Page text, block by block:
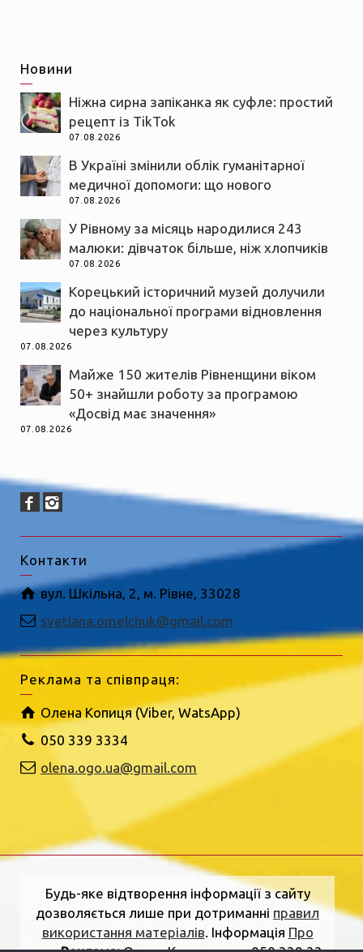
Новини
Ніжна сирна запіканка як суфле: простий
рецепт із TikTok
07.08.2026
В Україні змінили облік гуманітарної
медичної допомоги: що нового
07.08.2026
У Рівному за місяць народилися 243
малюки: дівчаток більше, ніж хлопчиків
07.08.2026
Корецький історичний музей долучили
до національної програми відновлення
через культуру
07.08.2026
Майже 150 жителів Рівненщини віком
50+ знайшли роботу за програмою
«Досвід має значення»
07.08.2026
Контакти
вул. Шкільна, 2, м. Рівне, 33028
svetlana.omelchuk@gmail.com
Реклама та співпраця:
Олена Копиця (Viber, WatsApp)
050 339 3334
olena.ogo.ua@gmail.com
Будь-яке відтворення інформації з сайту
дозволяється лише при дотриманні правил
використання матеріалів. Інформація Про